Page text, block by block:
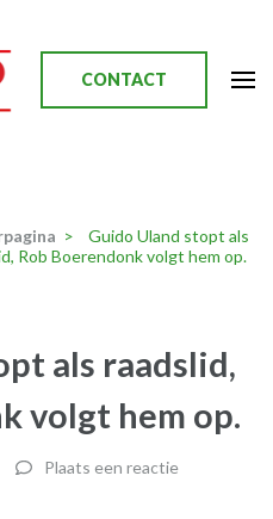
CONTACT
>
Guido Uland stopt als
Rob Boerendonk volgt hem op.
als raadslid,
volgt hem op.
Plaats een reactie